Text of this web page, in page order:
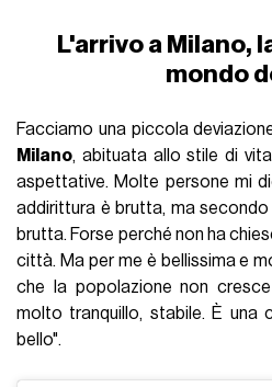
L'arrivo a Milano,
mondo
Facciamo una piccola
Milano, abituata allo stile di
aspettative. Molte persone mi
addirittura è brutta, ma
brutta. Forse perché non ha
città. Ma per me è bellissima e
che la popolazione non
molto tranquillo, stabile. È una
bello".